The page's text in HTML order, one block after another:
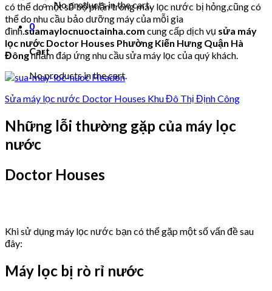
No products in the cart.
0
Cart
No products in the cart.
có thể do một số bộ phận trong máy lọc nước bị hỏng,cũng có
thể do nhu cầu bảo dưỡng máy của mỗi gia
đình.suamaylocnuoctainha.com cung cấp dịch vụ sửa máy
lọc nước Doctor Houses Phường Kiến Hưng Quận Hà
Đôngnhằm đáp ứng nhu cầu sửa máy lọc của quý khách.
Sửa máy lọc nước Doctor Houses Khu Đô Thị Định Công
Những lỗi thường gặp của máy lọc
nước
Doctor Houses
Khi sử dụng máy lọc nước bạn có thể gặp một số vấn đề sau
đây:
Máy lọc bị rò rỉ nước